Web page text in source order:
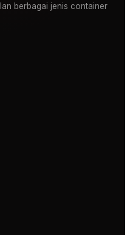
berbagai jenis container